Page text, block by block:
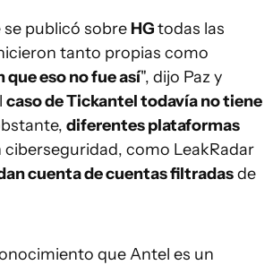
publicó sobre HGtodas las
tanto propias como
que eso no fue así", dijo Paz y
caso de Tickantel todavía no tiene
diferentes plataformas
como LeakRadar
cuenta de cuentas filtradasde
que Antel es un